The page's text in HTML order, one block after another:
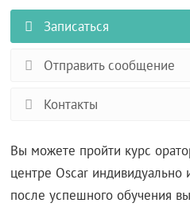
Записаться
Отправить сообщение
Контакты
Вы можете пройти курс
центре Oscar индивидуально
после успешного обучения